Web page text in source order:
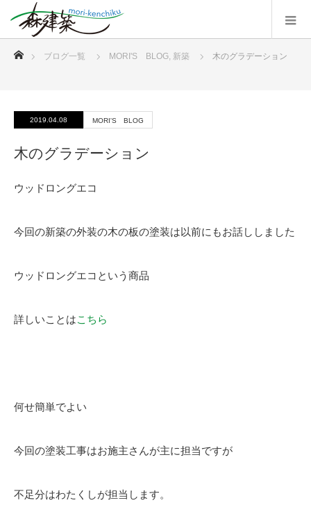
ブログ一覧 MORI'S BLOG, 新築 木のグラデーション
2019.04.08 MORI'S BLOG
木のグラデーション
ウッドロングエコ
今回の新築の外装の木の板の塗装は以前にもお話ししました
ウッドロングエコという商品
詳しいことはこちら
何せ簡単でよい
今回の塗装工事はお施主さんが主に担当ですが
不足分はわたくしが担当します。